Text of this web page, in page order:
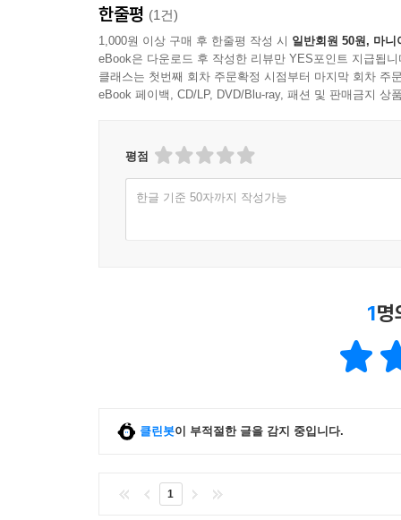
한줄평 (1건)
1,000원 이상 구매 후 한줄평 작성 시 일반회원 50원, 마니
eBook은 다운로드 후 작성한 리뷰만 YES포인트 지급됩니
클래스는 첫번째 회차 주문확정 시점부터 마지막 회차 주
eBook 페이백, CD/LP, DVD/Blu-ray, 패션 및 판매금지 상
평점
한글 기준 50자까지 작성가능
1명
클린봇이 부적절한 글을 감지 중입니다.
1